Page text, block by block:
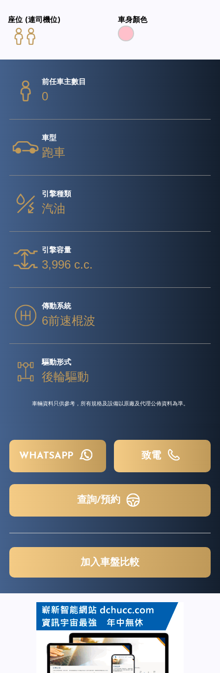
座位 (連司機位) 車身顏色
前任車主數目
0
車型
跑車
引擎種類
汽油
引擎容量
3,996 c.c.
傳動系統
6前速棍波
驅動形式
後輪驅動
車輛資料只供參考，所有規格及設備以原廠及代理公佈資料為準。
WHATSAPP 致電
查詢/預約
加入車盤比較